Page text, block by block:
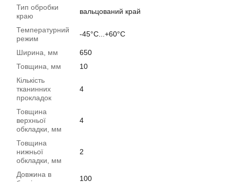
Тип обробки
краю
вальцований край
Температурний
режим
-45°C...+60°C
Ширина, мм
650
Товщина, мм
10
Кількість
тканинних
прокладок
4
Товщина
верхньої
обкладки, мм
4
Товщина
нижньої
обкладки, мм
2
Довжина в
100